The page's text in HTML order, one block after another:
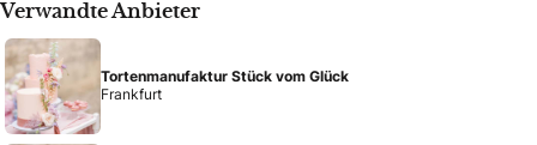
Verwandte Anbieter
Tortenmanufaktur Stück vom Glück
Frankfurt